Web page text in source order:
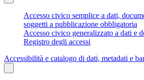
Accesso civico semplice a dati,
soggetti a pubblicazione obbligatoria
Accesso civico generalizzato a dati e
Registro degli accessi
Accessibilità e catalogo di dati, metadati e